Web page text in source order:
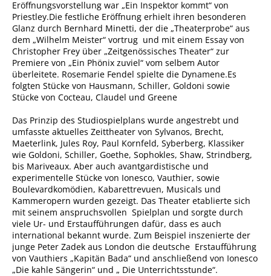
Eröffnungsvorstellung war „Ein Inspektor kommt“ von
Priestley.Die festliche Eröffnung erhielt ihren besonderen
Glanz durch Bernhard Minetti, der die „Theaterprobe“ aus
dem „Wilhelm Meister“ vortrug und mit einem Essay von
Christopher Frey über „Zeitgenössisches Theater“ zur
Premiere von „Ein Phönix zuviel“ vom selbem Autor
überleitete. Rosemarie Fendel spielte die Dynamene.Es
folgten Stücke von Hausmann, Schiller, Goldoni sowie
Stücke von Cocteau, Claudel und Greene
Das Prinzip des Studiospielplans wurde angestrebt und
umfasste aktuelles Zeittheater von Sylvanos, Brecht,
Maeterlink, Jules Roy, Paul Kornfeld, Syberberg, Klassiker
wie Goldoni, Schiller, Goethe, Sophokles, Shaw, Strindberg,
bis Mariveaux. Aber auch avantgardistische und
experimentelle Stücke von Ionesco, Vauthier, sowie
Boulevardkomödien, Kabarettrevuen, Musicals und
Kammeropern wurden gezeigt. Das Theater etablierte sich
mit seinem anspruchsvollen Spielplan und sorgte durch
viele Ur- und Erstaufführungen dafür, dass es auch
international bekannt wurde. Zum Beispiel inszenierte der
junge Peter Zadek aus London die deutsche Erstaufführung
von Vauthiers „Kapitän Bada“ und anschließend von Ionesco
„Die kahle Sängerin“ und „ Die Unterrichtsstunde“.